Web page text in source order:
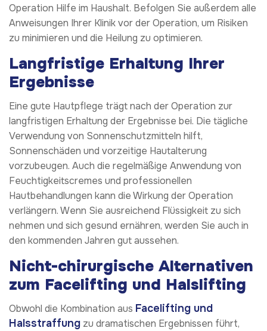
Operation Hilfe im Haushalt. Befolgen Sie außerdem alle
Anweisungen Ihrer Klinik vor der Operation, um Risiken
zu minimieren und die Heilung zu optimieren.
Langfristige Erhaltung Ihrer
Ergebnisse
Eine gute Hautpflege trägt nach der Operation zur
langfristigen Erhaltung der Ergebnisse bei. Die tägliche
Verwendung von Sonnenschutzmitteln hilft,
Sonnenschäden und vorzeitige Hautalterung
vorzubeugen. Auch die regelmäßige Anwendung von
Feuchtigkeitscremes und professionellen
Hautbehandlungen kann die Wirkung der Operation
verlängern. Wenn Sie ausreichend Flüssigkeit zu sich
nehmen und sich gesund ernähren, werden Sie auch in
den kommenden Jahren gut aussehen.
Nicht-chirurgische Alternativen
zum Facelifting und Halslifting
Obwohl die Kombination aus Facelifting und
Halsstraffung zu dramatischen Ergebnissen führt,